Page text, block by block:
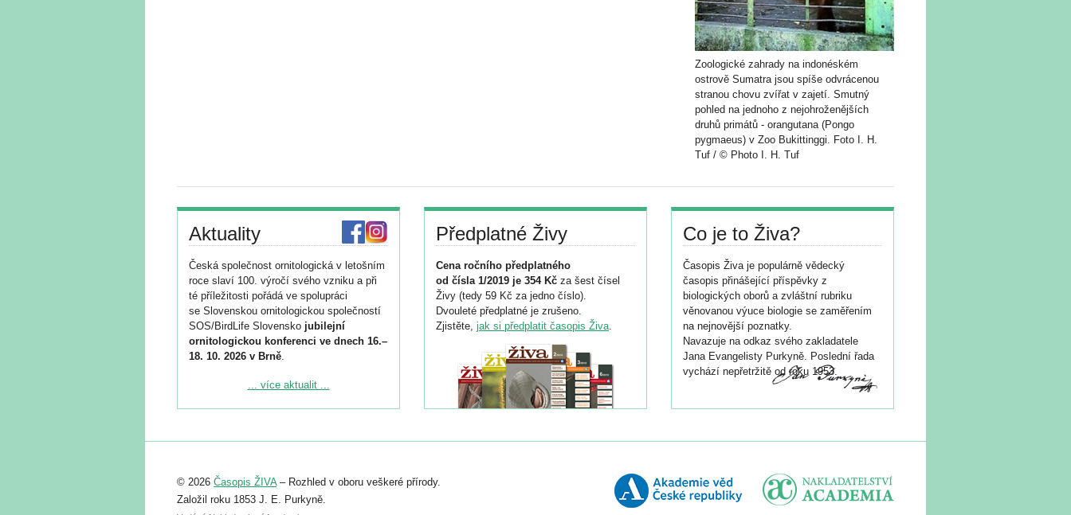
Zoologické zahrady na indonéském
ostrově Sumatra jsou spíše odvrácenou
stranou chovu zvířat v zajetí. Smutný
pohled na jednoho z nejohroženějších
druhů primátů - orangutana (Pongo
pygmaeus) v Zoo Bukittinggi. Foto I. H.
Tuf / © Photo I. H. Tuf
Aktuality
Česká společnost ornitologická v letošním
roce slaví 100. výročí svého vzniku a při
té příležitosti pořádá ve spolupráci
se Slovenskou ornitologickou společností
SOS/BirdLife Slovensko jubilejní
ornitologickou konferenci ve dnech 16.–
18. 10. 2026 v Brně.
Podrobnější informace ke konferenci
Registrovat se můžete do 6. září.
abstraktu přihlášené přednášky nebo
posteru je už 30. června.
... více aktualit ...
Předplatné Živy
Cena ročního předplatného
od čísla 1/2019 je 354 Kč za šest čísel
Živy (tedy 59 Kč za jedno číslo).
Dvouleté předplatné je zrušeno.
Zjistěte, jak si předplatit časopis Živa.
Co je to Živa?
Časopis Živa je populárně vědecký
časopis přinášející příspěvky z
biologických oborů a zvláštní rubriku
věnovanou výuce biologie se zaměřením
na nejnovější poznatky.
Navazuje na odkaz svého zakladatele
Jana Evangelisty Purkyně. Poslední řada
vychází nepřetržitě od roku 1953.
© 2026 Časopis ŽIVA– Rozhled v oboru veškeré přírody.
Založil roku 1853 J. E. Purkyně.